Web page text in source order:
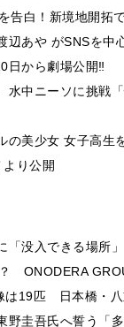
告白！新境地開拓
辺あや がSNSを
日から劇場公開‼
水中ニーソに挑戦
の美少女 女子高
り公開
「没入できる場所
ONODERA
は19匹 日本橋・
野圭吾氏へ誓う「